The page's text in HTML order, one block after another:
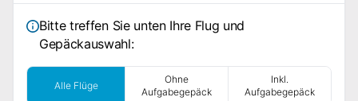
Bitte treffen Sie unten Ihre Flug und
Gepäckauswahl:
Alle Flüge
Ohne
Aufgabegepäck
Inkl.
Aufgabegepäck